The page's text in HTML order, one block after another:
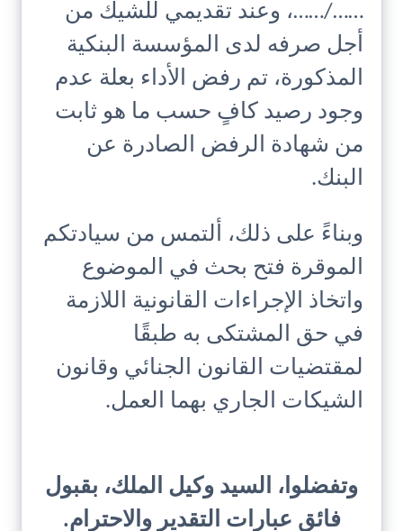
……/……، وعند تقديمي للشيك من
أجل صرفه لدى المؤسسة البنكية
المذكورة، تم رفض الأداء بعلة عدم
وجود رصيد كافٍ حسب ما هو ثابت
من شهادة الرفض الصادرة عن
البنك.
وبناءً على ذلك، ألتمس من سيادتكم
الموقرة فتح بحث في الموضوع
واتخاذ الإجراءات القانونية اللازمة
في حق المشتكى به طبقًا
لمقتضيات القانون الجنائي وقانون
الشيكات الجاري بهما العمل.
وتفضلوا، السيد وكيل الملك، بقبول
فائق عبارات التقدير والاحترام.